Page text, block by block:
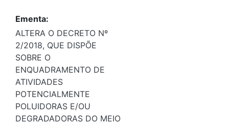
Ementa:
ALTERA O DECRETO Nº
2/2018, QUE DISPÕE
SOBRE O
ENQUADRAMENTO DE
ATIVIDADES
POTENCIALMENTE
POLUIDORAS E/OU
DEGRADADORAS DO MEIO